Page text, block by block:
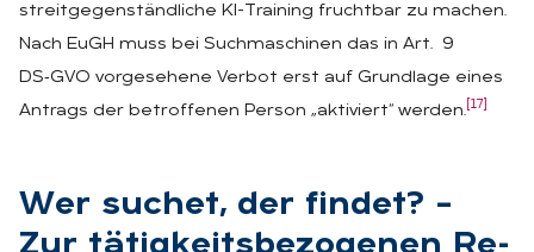
streitgegenständliche KI-Training fruchtbar zu machen.
Nach EuGH muss bei Suchmaschinen das in Art. 9
DS‑GVO vorgesehene Verbot erst auf Grundlage eines
Antrags der betroffenen Person „aktiviert“ werden. [17]
Wer su­chet, der fin­det? –